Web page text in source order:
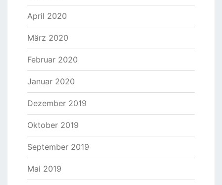
April 2020
März 2020
Februar 2020
Januar 2020
Dezember 2019
Oktober 2019
September 2019
Mai 2019